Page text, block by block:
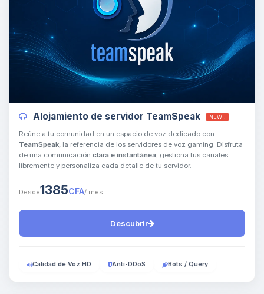
Alojamiento de servidor TeamSpeak NEW !
Reúne a tu comunidad en un espacio de voz dedicado con
TeamSpeak, la referencia de los servidores de voz gaming. Disfruta
de una comunicación clara e instantánea, gestiona tus canales
libremente y personaliza cada detalle de tu servidor.
Desde1385CFA/ mes
Descubrir
Calidad de Voz HD Anti-DDoS Bots / Query
Yupi, por fin alguien con quien
hablar! Soy Choupy, tu pequeno
que necesitas y moveré mis
pequenos circuitos para ayudarte.